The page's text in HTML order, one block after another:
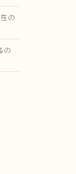
の
の